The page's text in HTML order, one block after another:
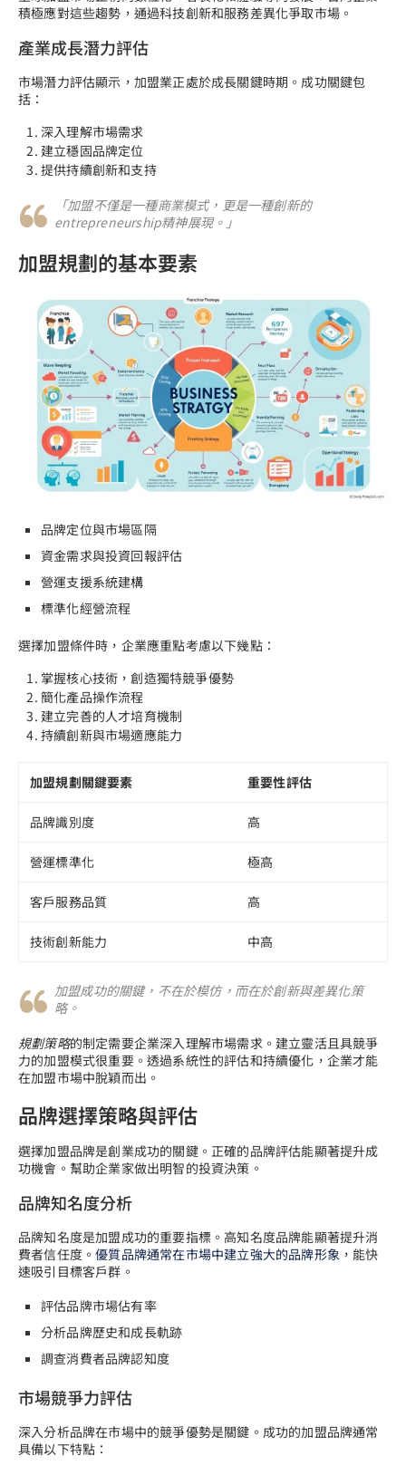
積極應對這些趨勢，通過科技創新和服務差異化爭取市場。
產業成長潛力評估
市場潛力評估顯示，加盟業正處於成長關鍵時期。成功關鍵包
括：
深入理解市場需求
建立穩固品牌定位
提供持續創新和支持
「加盟不僅是一種商業模式，更是一種創新的
entrepreneurship精神展現。」
加盟規劃的基本要素
品牌定位與市場區隔
資金需求與投資回報評估
營運支援系統建構
標準化經營流程
選擇加盟條件時，企業應重點考慮以下幾點：
掌握核心技術，創造獨特競爭優勢
簡化產品操作流程
建立完善的人才培育機制
持續創新與市場適應能力
加盟規劃關鍵要素 重要性評估
品牌識別度 高
營運標準化 極高
客戶服務品質 高
技術創新能力 中高
加盟成功的關鍵，不在於模仿，而在於創新與差異化策
略。
規劃策略的制定需要企業深入理解市場需求。建立靈活且具競爭
力的加盟模式很重要。透過系統性的評估和持續優化，企業才能
在加盟市場中脫穎而出。
品牌選擇策略與評估
選擇加盟品牌是創業成功的關鍵。正確的品牌評估能顯著提升成
功機會。幫助企業家做出明智的投資決策。
品牌知名度分析
品牌知名度是加盟成功的重要指標。高知名度品牌能顯著提升消
費者信任度。優質品牌通常在市場中建立強大的品牌形象 ，能快
速吸引目標客戶群。
評估品牌市場佔有率
分析品牌歷史和成長軌跡
調查消費者品牌認知度
市場競爭力評估
深入分析品牌在市場中的競爭優勢是關鍵。成功的加盟品牌通常
具備以下特點：